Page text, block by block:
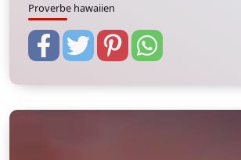
Proverbe hawaiien